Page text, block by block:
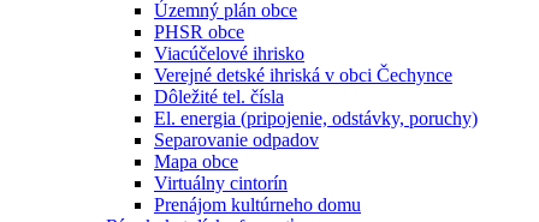
Územný plán obce
PHSR obce
Viacúčelové ihrisko
Verejné detské ihriská v obci Čechynce
Dôležité tel. čísla
El. energia (pripojenie, odstávky, poruchy)
Separovanie odpadov
Mapa obce
Virtuálny cintorín
Prenájom kultúrneho domu